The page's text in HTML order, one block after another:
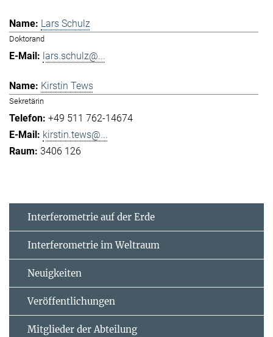
Lars Schulz
Doktorand
lars.schulz@...
Kirstin Tews
Sekretärin
+49 511 762-14674
kirstin.tews@...
3406 126
Interferometrie auf der Erde
Interferometrie im Weltraum
Neuigkeiten
Veröffentlichungen
Mitglieder der Abteilung